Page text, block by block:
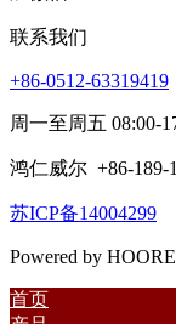
联系我们
+86-0512-63319419
周一至周五 08:00-
鸿仁威尔 +86-189-
苏ICP备14004299
Powered by
首页